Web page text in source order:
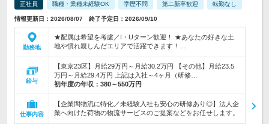
正社員 職種・業種未経験OK 学歴不問 第二新卒歓迎 転勤なし
情報更新日：2026/08/07 終了予定日：2026/09/10
勤務地
★配属は希望を考慮／I・Uターン歓迎！ ★あなたの好きな土
地や慣れ親しんだエリアで活躍できます！…
給与
【東京23区】月給29万円～月給30.2万円 【その他】月給23.5
万円～月給29.4万円 上記は入社～4ヶ月（研修…
初年度の年収： 380～550万円
仕事内容
【企業間物流に特化／未経験入社も安心の研修あり◎】法人企
業へ向けた荷物の物流サービスのご提案などをお任せします。